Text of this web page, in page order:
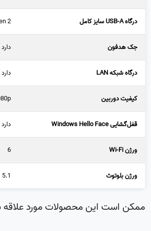
درگاه USB-A سایز کامل 2
جک هدفون دارد
درگاه شبکه LAN دارد
کیفیت دوربین
قفل‌گشایی Windows Hello Face دارد
ورژن Wi-Fi 6
ورژن بلوتوث 5.1
ممکن است این محصولات مورد علاقه